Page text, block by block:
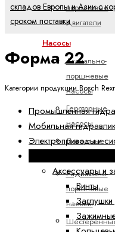
поршневые
двигатели
Насосы
Аксиально-
поршневые
насосы
Героторные
насосы
Лопастные
Радиально-
поршневые
насосы
складов Европы и Азии с
сроком поставки
Форма 22
Категории продукции Bosch
Промышленная
Мобильная
Электроприводы и
Аксессуары и
Винты